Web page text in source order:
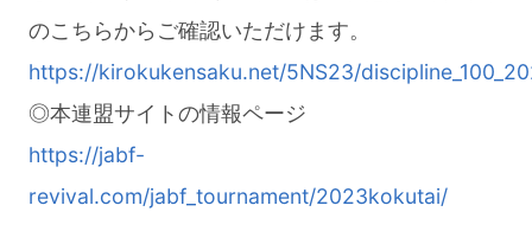
のこちらからご確認いただけます。
https://kirokukensaku.net/5NS23/
◎本連盟サイトの情報ページ
https://jabf-
revival.com/jabf_tournament/2023kokutai/